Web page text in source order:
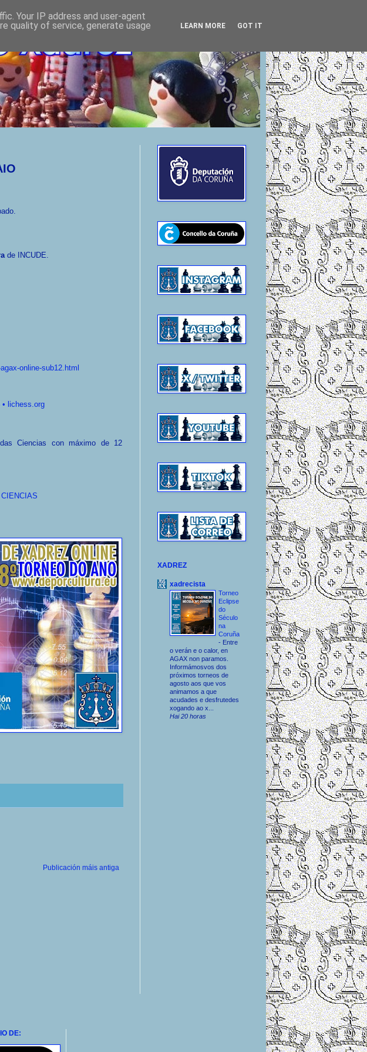
de INCUDE.
online-sub12.html
lichess.org
Ciencias con máximo de 12
Publicación máis antiga
XADREZ
xadrecista
Torneo
Eclipse
do
Século
na
Coruña
- Entre
o verán e o calor, en
AGAX non paramos.
Informámosvos dos
próximos torneos de
agosto aos que vos
animamos a que
acudades e desfrutedes
xogando ao x...
Hai 20 horas
DE:
Your IP address and user-agent
quality of service, generate usage
LEARN MORE GOT IT